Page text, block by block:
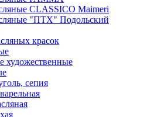
CLASSICO Maimeri
"ПТХ" Подольский
красок
художественные
сепия